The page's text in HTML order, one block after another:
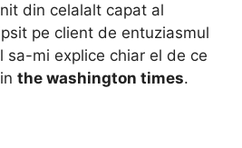
din celalalt capat al
pe client de entuziasmul
sa-mi explice chiar el de ce
the washington times.